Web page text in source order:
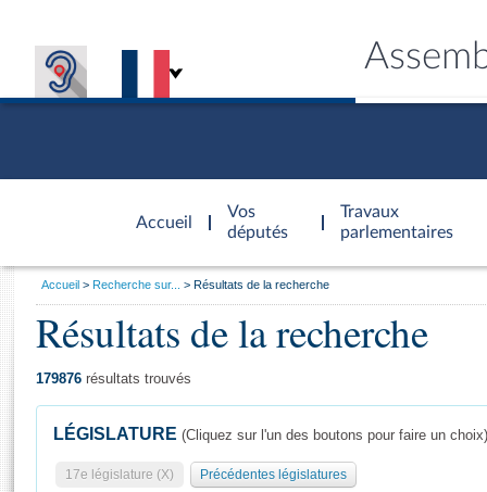
Accueil
d'accueil
Vos
députés
Travaux
parlementaires
Général
Vous
Accueil Recherche sur... Résultats de la recherche
Résultats de la recherche
179876 résultats trouvés
LÉGISLATURE (Cliquez sur l'un des boutons pour faire un choix)
17e législature (X) Précédentes législatures